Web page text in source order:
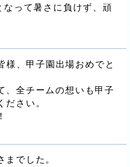
って暑さに負けず、頑
様、甲子園出場おめでと
、全チームの想いも甲子
ださい。
までした。